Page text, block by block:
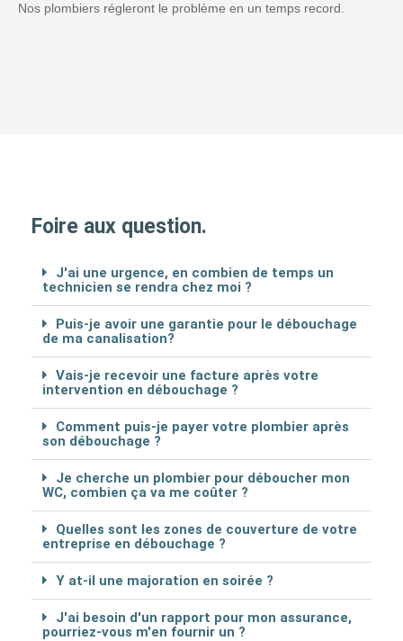
Nos plombiers régleront le problème en un temps record.
Foire aux question.
J'ai une urgence, en combien de temps un
technicien se rendra chez moi ?
Puis-je avoir une garantie pour le débouchage
de ma canalisation?
Vais-je recevoir une facture après votre
intervention en débouchage ?
Comment puis-je payer votre plombier après
son débouchage ?
Je cherche un plombier pour déboucher mon
WC, combien ça va me coûter ?
Quelles sont les zones de couverture de votre
entreprise en débouchage ?
Y at-il une majoration en soirée ?
J'ai besoin d'un rapport pour mon assurance,
pourriez-vous m'en fournir un ?